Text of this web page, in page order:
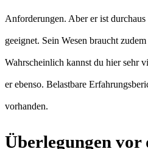
Anforderungen. Aber er ist
geeignet. Sein Wesen braucht
Wahrscheinlich kannst du hier sehr
er ebenso. Belastbare
vorhanden.
Überlegungen vor